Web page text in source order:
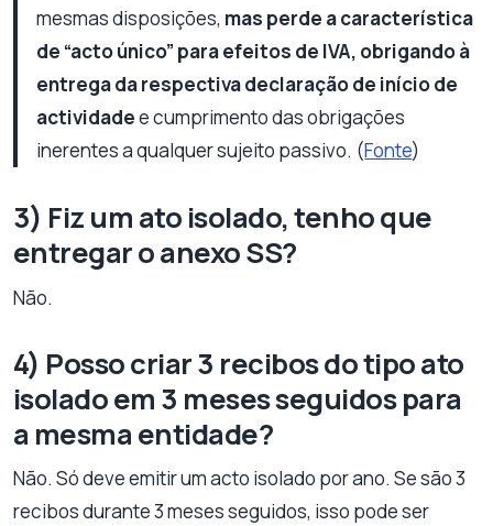
mesmas disposições, mas perde a característica
de “acto único” para efeitos de IVA, obrigando à
entrega da respectiva declaração de início de
actividadee cumprimento das obrigações
inerentes a qualquer sujeito passivo. (Fonte)
3) Fiz um ato isolado, tenho que
entregar o anexo SS?
Não.
4) Posso criar 3 recibos do tipo ato
isolado em 3 meses seguidos para
a mesma entidade?
Não. Só deve emitir um acto isolado por ano. Se são 3
recibos durante 3 meses seguidos, isso pode ser